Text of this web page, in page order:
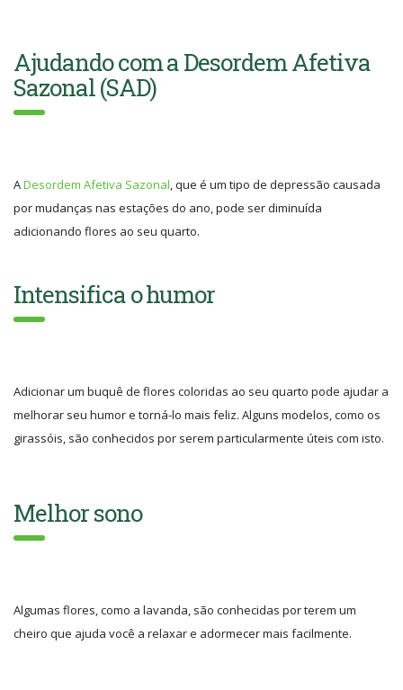
Ajudando com a Desordem Afetiva
Sazonal (SAD)
ADesordem Afetiva Sazonal, que é um tipo de depressão causada
por mudanças nas estações do ano, pode ser diminuída
adicionando flores ao seu quarto.
Intensifica o humor
Adicionar um buquê de flores coloridas ao seu quarto pode ajudar a
melhorar seu humor e torná-lo mais feliz. Alguns modelos, como os
girassóis, são conhecidos por serem particularmente úteis com isto.
Melhor sono
Algumas flores, como a lavanda, são conhecidas por terem um
cheiro que ajuda você a relaxar e adormecer mais facilmente.